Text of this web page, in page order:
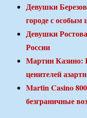
Девушки
городе с
Девушки
России
Мартин Казино:
ценителей
Martin Casino
безграничные